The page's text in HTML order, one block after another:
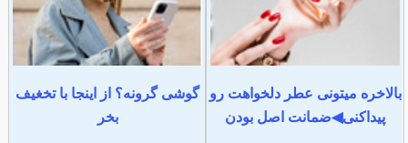
بالاخره میتونی عطر دلخواهت رو
پیداکنی◀ضمانت اصل بودن
گوشی گرونه؟ از اینجا با تخغیف
بخر